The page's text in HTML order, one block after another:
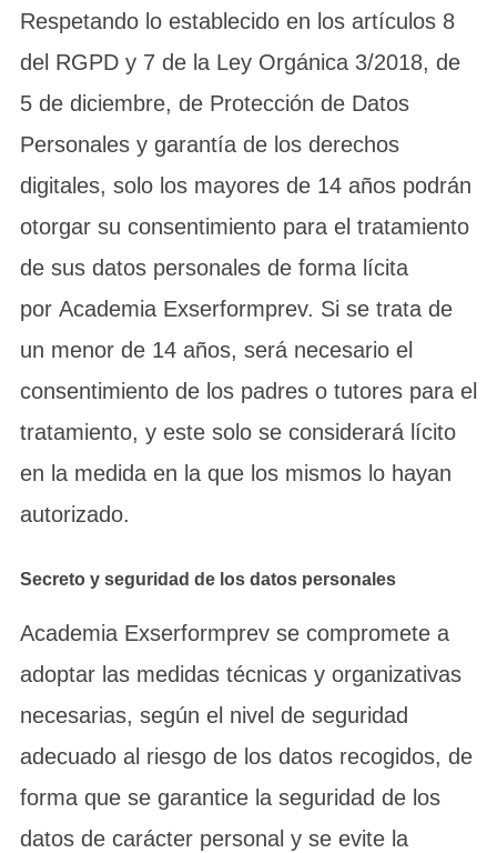
Respetando lo establecido en los artículos 8
del RGPD y 7 de la Ley Orgánica 3/2018, de
5 de diciembre, de Protección de Datos
Personales y garantía de los derechos
digitales, solo los mayores de 14 años podrán
otorgar su consentimiento para el tratamiento
de sus datos personales de forma lícita
por Academia Exserformprev. Si se trata de
un menor de 14 años, será necesario el
consentimiento de los padres o tutores para el
tratamiento, y este solo se considerará lícito
en la medida en la que los mismos lo hayan
autorizado.
Secreto y seguridad de los datos personales
Academia Exserformprev se compromete a
adoptar las medidas técnicas y organizativas
necesarias, según el nivel de seguridad
adecuado al riesgo de los datos recogidos, de
forma que se garantice la seguridad de los
datos de carácter personal y se evite la